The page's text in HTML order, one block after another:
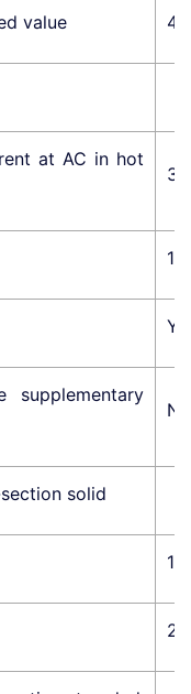
value
at AC in hot
10
supplementary
No
solid
1